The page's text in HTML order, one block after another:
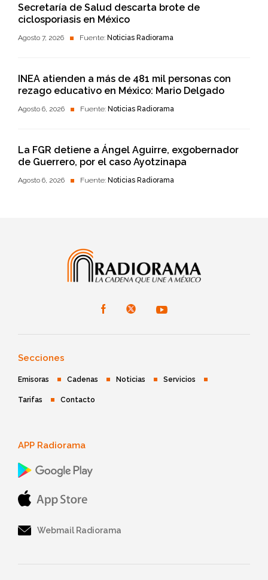
Secretaría de Salud descarta brote de
ciclosporiasis en México
Agosto 7, 2026 Fuente: Noticias Radiorama
INEA atienden a más de 481 mil personas con
rezago educativo en México: Mario Delgado
Agosto 6, 2026 Fuente: Noticias Radiorama
La FGR detiene a Ángel Aguirre, exgobernador
de Guerrero, por el caso Ayotzinapa
Agosto 6, 2026 Fuente: Noticias Radiorama
Secciones
Emisoras Cadenas Noticias Servicios
Tarifas Contacto
APP Radiorama
Webmail Radiorama